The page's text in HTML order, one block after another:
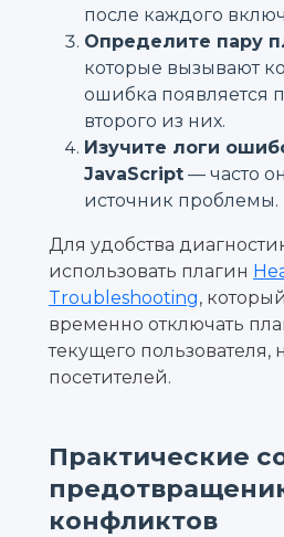
после каждого
Определите пару
которые вызывают
ошибка появляется
второго из них.
Изучите логи
JavaScript — часто
источник проблемы.
Для удобства
использовать плагин
Troubleshooting,
временно отключать
текущего пользователя,
посетителей.
Практические
конфликтов